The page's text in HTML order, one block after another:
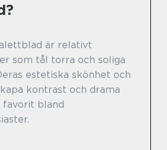
är relativt
som tål torra och soliga
estetiska skönhet och
kontrast och drama
bland